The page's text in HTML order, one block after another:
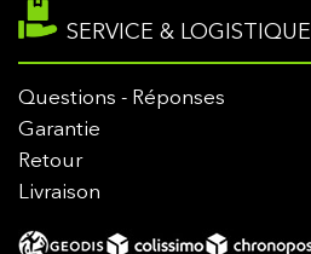
SERVICE & LOGISTIQUE
Questions - Réponses
Garantie
Retour
Livraison